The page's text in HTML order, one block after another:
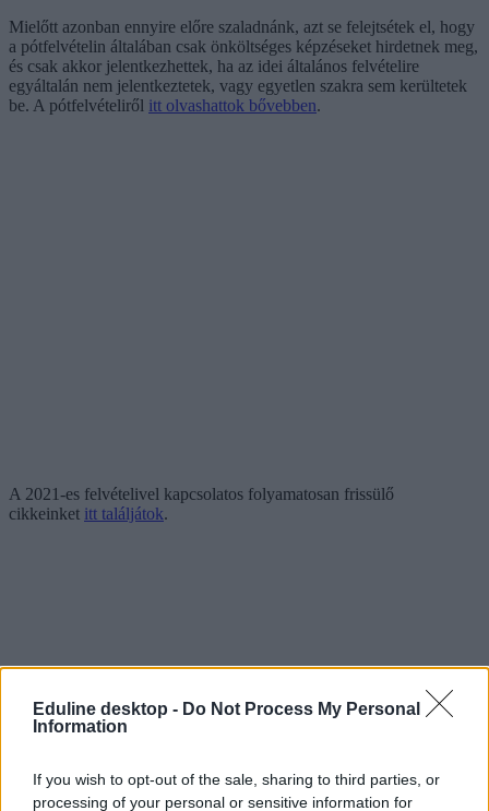
Eduline desktop - Do Not Process My Personal
Information
If you wish to opt-out of the sale, sharing to third parties, or
processing of your personal or sensitive information for
Mielőtt azonban ennyire előre szaladnánk, azt se felejtsétek el, hogy
a pótfelvételin általában csak önköltséges képzéseket hirdetnek meg,
és csak akkor jelentkezhettek, ha az idei általános felvételire
egyáltalán nem jelentkeztetek, vagy egyetlen szakra sem kerültetek
be. A pótfelvételiről itt olvashattok bővebben.
A 2021-es felvételivel kapcsolatos folyamatosan frissülő
cikkeinket itt találjátok.
Tetszett a cikk? Kövess minket a Facebookon is, és nem fogsz